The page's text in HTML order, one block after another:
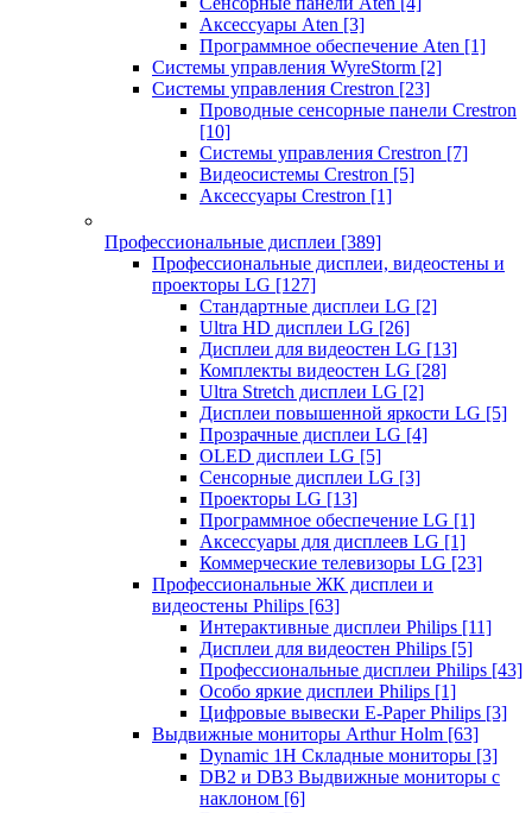
Аксессуары Aten [3]
Программное обеспечение Aten [1]
Системы управления WyreStorm [2]
Системы управления Crestron [23]
Проводные сенсорные панели Crestron
[10]
Системы управления Crestron [7]
Видеосистемы Crestron [5]
Аксессуары Crestron [1]
Профессиональные дисплеи [389]
Профессиональные дисплеи, видеостены и
проекторы LG [127]
Стандартные дисплеи LG [2]
Ultra HD дисплеи LG [26]
Дисплеи для видеостен LG [13]
Комплекты видеостен LG [28]
Ultra Stretch дисплеи LG [2]
Дисплеи повышенной яркости LG [5]
Прозрачные дисплеи LG [4]
OLED дисплеи LG [5]
Сенсорные дисплеи LG [3]
Проекторы LG [13]
Программное обеспечение LG [1]
Аксессуары для дисплеев LG [1]
Коммерческие телевизоры LG [23]
Профессиональные ЖК дисплеи и
видеостены Philips [63]
Интерактивные дисплеи Philips [11]
Дисплеи для видеостен Philips [5]
Профессиональные дисплеи Philips [43]
Особо яркие дисплеи Philips [1]
Цифровые вывески E-Paper Philips [3]
Выдвижные мониторы Arthur Holm [63]
Dynamic 1Н Складные мониторы [3]
DB2 и DB3 Выдвижные мониторы с
наклоном [6]